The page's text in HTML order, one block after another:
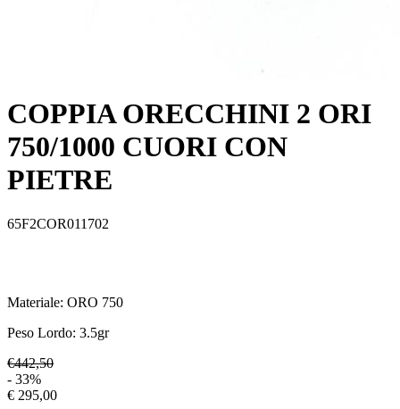
COPPIA ORECCHINI 2 ORI
750/1000 CUORI CON
PIETRE
65F2COR011702
Materiale: ORO 750
Peso Lordo: 3.5gr
€442,50
- 33%
€ 295,00